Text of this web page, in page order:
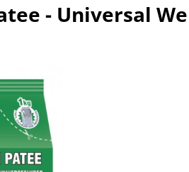
- Universal